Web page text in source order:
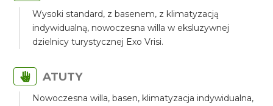
Wysoki standard, z basenem, z klimatyzacją
indywidualną, nowoczesna willa w eksluzywnej
dzielnicy turystycznej Exo Vrisi.
ATUTY
Nowoczesna willa, basen, klimatyzacja indywidualna,